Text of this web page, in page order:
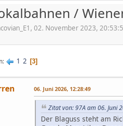
/
02. November 2023,
1 2 3
06. Juni 2026, 12:28:49
Zitat von: 97A am 06. Juni
Der Blaguss steht am